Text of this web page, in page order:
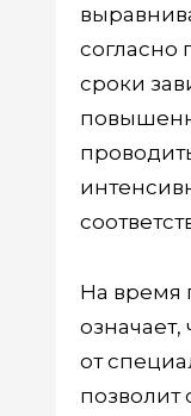
согласно
сроки
На время
от
позволит